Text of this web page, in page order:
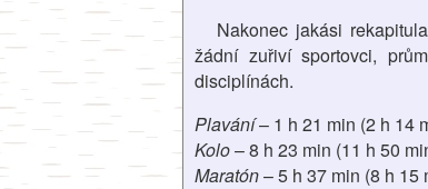
Nakonec jakási
žádní zuřiví sportovci,
disciplínách.
Plavání– 1 h 21 min (2 h 14
Kolo– 8 h 23 min (11 h 50
Maratón– 5 h 37 min (8 h 15